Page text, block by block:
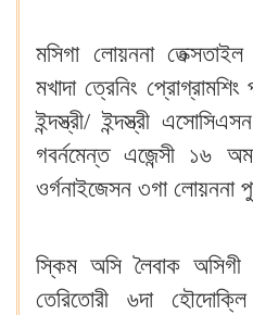
মসিগা লোয়ননা তেক্সতাইল
মখাদা ত্রেনিং
ইন্দস্ত্রী/ ইন্দস্ত্রী
গবর্নমেন্ত এজেন্সী ১৬
ওর্গনাইজেসন ৩গা লোয়ননা
স্কিম অসি লৈবাক
তেরিতোরী ৬দা